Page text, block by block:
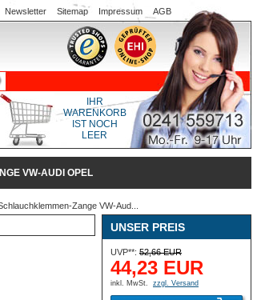
Newsletter Sitemap Impressum AGB
IHR
WARENKORB
IST NOCH
LEER
VW-AUDI OPEL
Zange VW-Aud...
UNSER PREIS
UVP**: 52,66 EUR
44,23 EUR
inkl. MwSt. zzgl. Versand